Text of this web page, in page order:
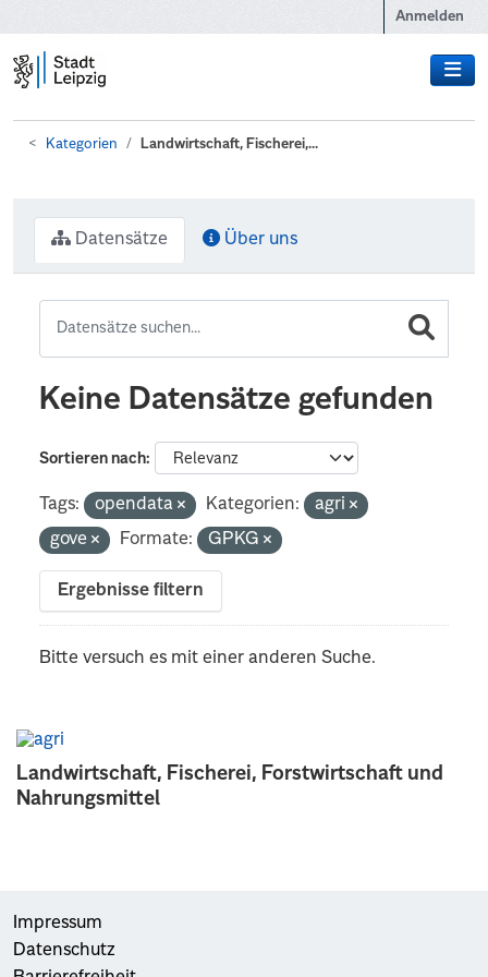
Anmelden
Kategorien Landwirtschaft, Fischerei,...
Landwirtschaft, Fischerei, Forstwirtschaft und
Nahrungsmittel
Datensätze Über uns
Keine Datensätze gefunden
Sortieren nach
Tags: opendata Kategorien:
agri
gove
Formate: GPKG
Ergebnisse filtern
Bitte versuch es mit einer anderen Suche.
Impressum
Datenschutz